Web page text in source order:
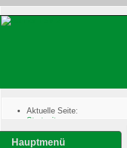
Aktuelle Seite:
Startseite
Zuhause gefunden :
Grayson
Hauptmenü